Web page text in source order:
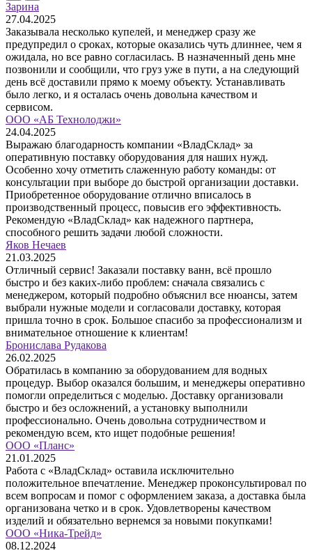
Зарина
27.04.2025
Заказывала несколько купелей, и менеджер сразу же
предупредил о сроках, которые оказались чуть длиннее, чем я
ожидала, но все равно согласилась. В назначенный день мне
позвонили и сообщили, что груз уже в пути, а на следующий
день всё доставили прямо к моему объекту. Устанавливать
было легко, и я осталась очень довольна качеством и
сервисом.
ООО «АБ Технолоджи»
24.04.2025
Выражаю благодарность компании «ВладСклад» за
оперативную поставку оборудования для наших нужд.
Особенно хочу отметить слаженную работу команды: от
консультации при выборе до быстрой организации доставки.
Приобретенное оборудование отлично вписалось в
производственный процесс, повысив его эффективность.
Рекомендую «ВладСклад» как надежного партнера,
способного решить задачи любой сложности.
Яков Нечаев
21.03.2025
Отличный сервис! Заказали поставку ванн, всё прошло
быстро и без каких-либо проблем: сначала связались с
менеджером, который подробно объяснил все нюансы, затем
выбрали нужные модели и согласовали доставку, которая
пришла точно в срок. Большое спасибо за профессионализм и
внимательное отношение к клиентам!
Бронислава Рудакова
26.02.2025
Обратилась в компанию за оборудованием для водных
процедур. Выбор оказался большим, и менеджеры оперативно
помогли определиться с моделью. Доставку организовали
быстро и без осложнений, а установку выполнили
профессионально. Очень довольна сотрудничеством и
рекомендую всем, кто ищет подобные решения!
ООО «Планс»
21.01.2025
Работа с «ВладСклад» оставила исключительно
положительное впечатление. Менеджер проконсультировал по
всем вопросам и помог с оформлением заказа, а доставка была
организована четко и в срок. Удовлетворены качеством
изделий и обязательно вернемся за новыми покупками!
ООО «Ника-Трейд»
08.12.2024